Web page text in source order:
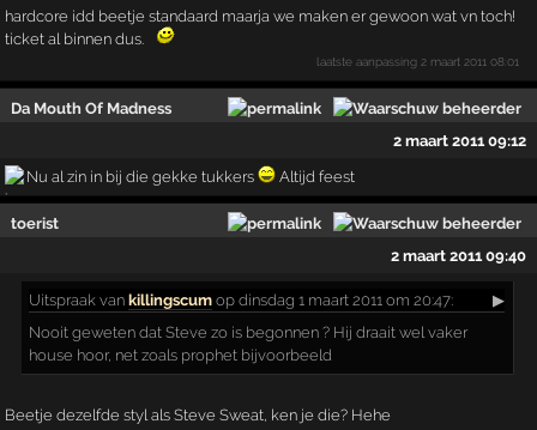
hardcore idd beetje standaard maarja we maken er gewoon wat vn toch!
ticket al binnen dus.
laatste aanpassing 2 maart 2011 08:01
Da Mouth Of Madness
2 maart 2011 09:12
Nu al zin in bij die gekke tukkers Altijd feest
toerist
2 maart 2011 09:40
Uitspraak vankillingscum op dinsdag 1 maart 2011 om 20:47:
▶
Nooit geweten dat Steve zo is begonnen ? Hij draait wel vaker
house hoor, net zoals prophet bijvoorbeeld
Beetje dezelfde styl als Steve Sweat, ken je die? Hehe